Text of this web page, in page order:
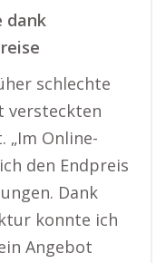
dank
schlechte
versteckten
„Im Online-
den Endpreis
Dank
konnte ich
Angebot